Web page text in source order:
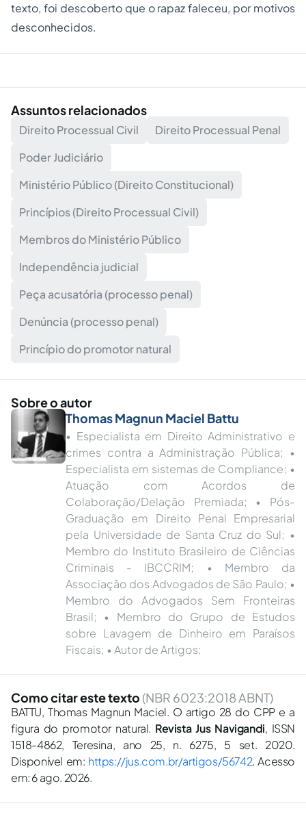
texto, foi descoberto que o rapaz faleceu, por motivos
desconhecidos.
Assuntos relacionados
Direito Processual Civil
Direito Processual Penal
Poder Judiciário
Ministério Público (Direito Constitucional)
Princípios (Direito Processual Civil)
Membros do Ministério Público
Independência judicial
Peça acusatória (processo penal)
Denúncia (processo penal)
Princípio do promotor natural
Sobre o autor
Thomas Magnun Maciel Battu
• Especialista em Direito Administrativo e
crimes contra a Administração Pública; •
Especialista em sistemas de Compliance; •
Atuação com Acordos de
Colaboração/Delação Premiada; • Pós-
Graduação em Direito Penal Empresarial
pela Universidade de Santa Cruz do Sul; •
Membro do Instituto Brasileiro de Ciências
Criminais - IBCCRIM; • Membro da
Associação dos Advogados de São Paulo; •
Membro do Advogados Sem Fronteiras
Brasil; • Membro do Grupo de Estudos
sobre Lavagem de Dinheiro em Paraísos
Fiscais; • Autor de Artigos;
Como citar este texto (NBR 6023:2018 ABNT)
BATTU, Thomas Magnun Maciel. O artigo 28 do CPP e a
figura do promotor natural. Revista Jus Navigandi, ISSN
1518-4862, Teresina, ano 25, n. 6275, 5 set. 2020.
Disponível em: https://jus.com.br/artigos/56742. Acesso
em: 6 ago. 2026.